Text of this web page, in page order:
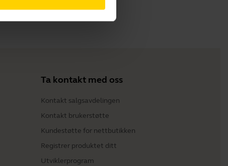
Ta kontakt med oss
Kontakt salgsavdelingen
Kontakt brukerstøtte
Kundestøtte for nettbutikken
Registrer produktet ditt
Utviklerprogram